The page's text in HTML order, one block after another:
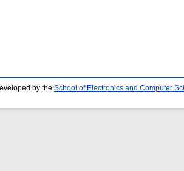
by the School of Electronics and Computer